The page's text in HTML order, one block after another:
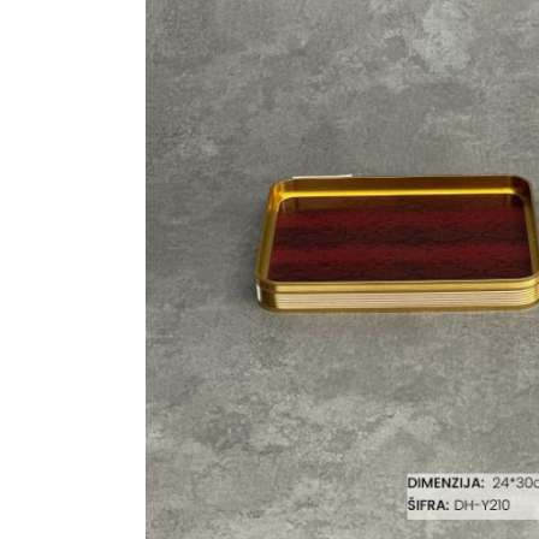
Set za ručavanje
Šerpe i Tiganji
Escajg i Noževi
Prikazi sve
Biljke
Saksije
Ogledalo panel
Akustični paneli
VEŠTAČKO
ZELENILO
TAPETE